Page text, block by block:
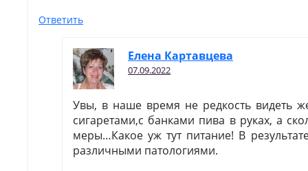
Ответить
Елена Картавцева
07.09.2022
Увы, в наше время не редкость видеть
сигаретами,с банками пива в руках, а
меры…Какое уж тут питание! В
различными патологиями.